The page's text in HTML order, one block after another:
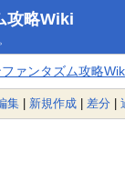
攻略Wiki
ァンタズム攻略
集 | 新規作成 | 差分 |